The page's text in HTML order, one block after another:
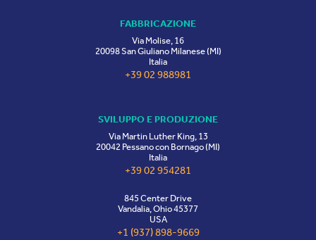
FABBRICAZIONE
Via Molise, 16
20098 San Giuliano Milanese (MI)
Italia
+39 02 988981
SVILUPPO E PRODUZIONE
Via Martin Luther King, 13
20042 Pessano con Bornago (MI)
Italia
+39 02 954281
845 Center Drive
Vandalia, Ohio 45377
USA
+1 (937) 898-9669